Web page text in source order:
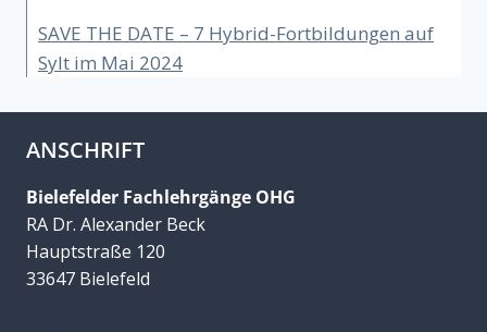
SAVE THE DATE – 7 Hybrid-Fortbildungen auf
Sylt im Mai 2024
ANSCHRIFT
Bielefelder Fachlehrgänge OHG
RA Dr. Alexander Beck
Hauptstraße 120
33647 Bielefeld